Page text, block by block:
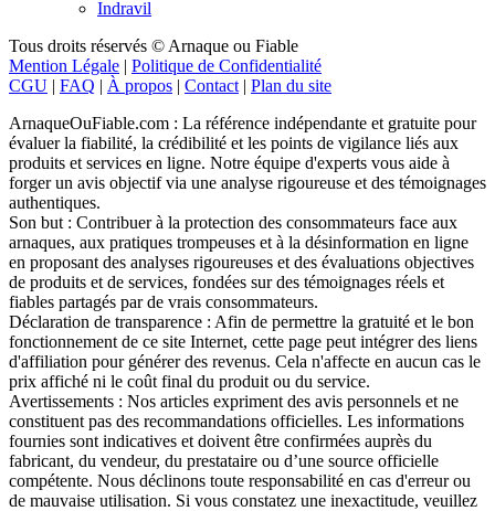
Mention Légale|Politique de Confidentialité
CGU|FAQ|À propos|Contact|Plan du site
évaluer la fiabilité, la crédibilité et les points de vigilance liés aux
produits et services en ligne. Notre équipe d'experts vous aide à
forger un avis objectif via une analyse rigoureuse et des témoignages
authentiques.
Son but : Contribuer à la protection des consommateurs face aux
arnaques, aux pratiques trompeuses et à la désinformation en ligne
en proposant des analyses rigoureuses et des évaluations objectives
de produits et de services, fondées sur des témoignages réels et
fiables partagés par de vrais consommateurs.
Déclaration de transparence : Afin de permettre la gratuité et le bon
fonctionnement de ce site Internet, cette page peut intégrer des liens
d'affiliation pour générer des revenus. Cela n'affecte en aucun cas le
prix affiché ni le coût final du produit ou du service.
Avertissements : Nos articles expriment des avis personnels et ne
constituent pas des recommandations officielles. Les informations
fournies sont indicatives et doivent être confirmées auprès du
fabricant, du vendeur, du prestataire ou d’une source officielle
compétente. Nous déclinons toute responsabilité en cas d'erreur ou
de mauvaise utilisation. Si vous constatez une inexactitude, veuillez
nous contacter.